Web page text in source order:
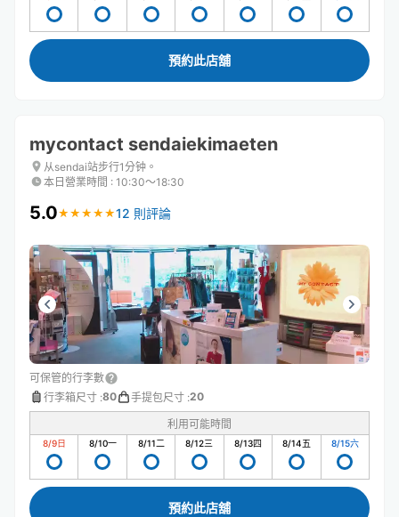
預約此店舖
mycontact sendaiekimaeten
从sendai站步行1分钟。
本日營業時間 : 10:30〜18:30
5.0★ ★ ★ ★ ★
★ ★ ★ ★ ★12 則評論
可保管的行李數
行李箱尺寸 :80 手提包尺寸 :20
利用可能時間
8/9日 8/10一 8/11二 8/12三 8/13四 8/14五 8/15六
預約此店舖